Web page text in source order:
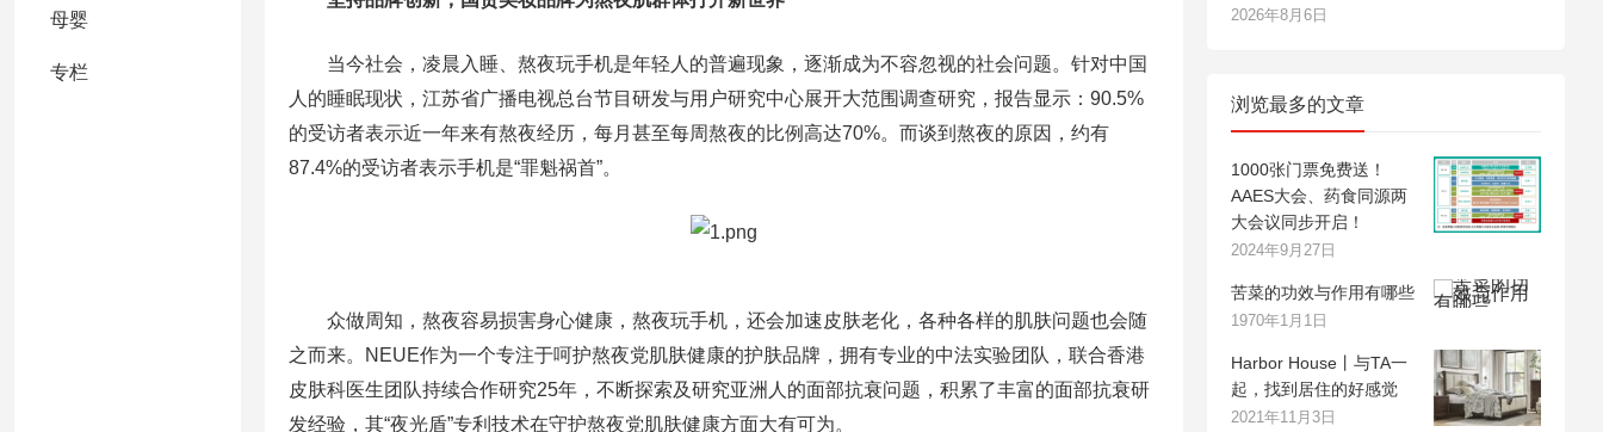
母婴
专栏
当今社会，凌晨入睡、熬夜玩手机是年轻人的普遍现象，逐渐成为不容忽视的社会问题。针对中国
人的睡眠现状，江苏省广播电视总台节目研发与用户研究中心展开大范围调查研究，报告显示：90.5%
的受访者表示近一年来有熬夜经历，每月甚至每周熬夜的比例高达70%。而谈到熬夜的原因，约有
87.4%的受访者表示手机是“罪魁祸首”。
众做周知，熬夜容易损害身心健康，熬夜玩手机，还会加速皮肤老化，各种各样的肌肤问题也会随
之而来。NEUE作为一个专注于呵护熬夜党肌肤健康的护肤品牌，拥有专业的中法实验团队，联合香港
皮肤科医生团队持续合作研究25年，不断探索及研究亚洲人的面部抗衰问题，积累了丰富的面部抗衰研
发经验，其“夜光盾”专利技术在守护熬夜党肌肤健康方面大有可为。
2026年8月6日
浏览最多的文章
1000张门票免费送！
AAES大会、药食同源两
大会议同步开启！
2024年9月27日
苦菜的功效与作用有哪些
1970年1月1日
Harbor House丨与TA一
起，找到居住的好感觉
2021年11月3日